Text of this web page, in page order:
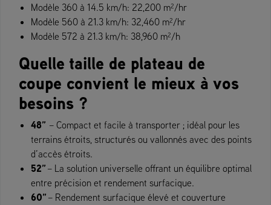
Modèle 360 à 14.5 km/h: 22,200 m²/hr
Modèle 560 à 21.3 km/h: 32,460 m²/hr
Modèle 572 à 21.3 km/h: 38,960 m²/h
Quelle taille de plateau de
coupe convient le mieux à vos
besoins ?
48” – Compact et facile à transporter ; idéal pour les
terrains étroits, structurés ou vallonnés avec des points
d’accès étroits.
52” – La solution universelle offrant un équilibre optimal
entre précision et rendement surfacique.
60” – Rendement surfacique élevé et couverture